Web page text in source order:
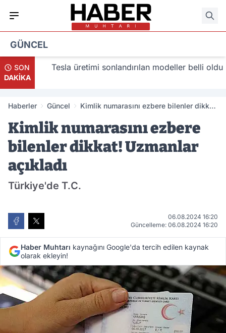
GÜNCEL
SON
DAKİKA
Tesla üretimi sonlandırılan modeller belli oldu
Haberler Güncel
Kimlik numarasını ezbere bilenler dikkat!
Kimlik numarasını ezbere
bilenler dikkat! Uzmanlar
açıkladı
Türkiye'de T.C.
06.08.2024 16:20
Güncelleme: 06.08.2024 16:20
Haber Muhtarı kaynağını Google'da tercih edilen kaynak
olarak ekleyin!